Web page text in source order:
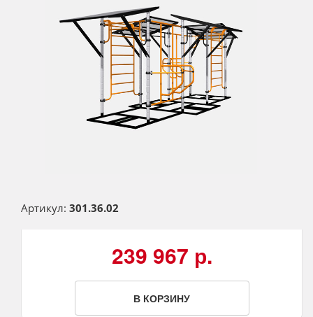
Артикул: 301.36.02
239 967 р.
В КОРЗИНУ